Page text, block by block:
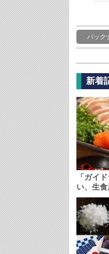
バック
新着
「ガイ
い、生